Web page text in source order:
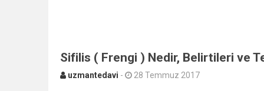
Sifilis ( Frengi ) Nedir, Belirtileri ve
uzmantedavi - 28 Temmuz 2017